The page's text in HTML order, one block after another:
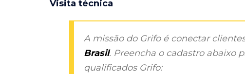
Visita técnica
A missão do Grifo é conectar
Brasil. Preencha o cadastro abaixo
qualificados Grifo: